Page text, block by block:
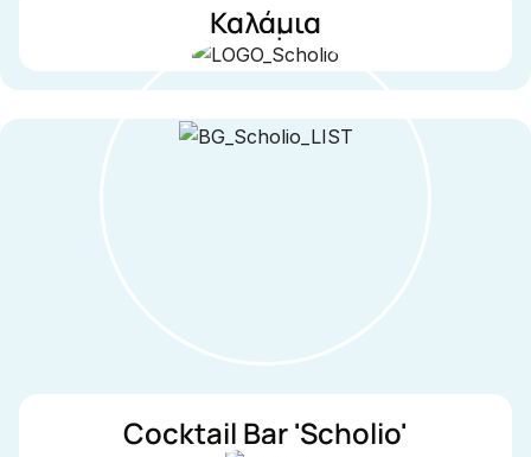
Καλάμια
Cocktail Bar 'Scholio'